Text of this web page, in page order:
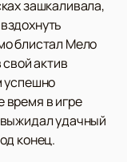
зашкаливала,
блистал Мело
актив
успешно
время в игре
удачный
конец.